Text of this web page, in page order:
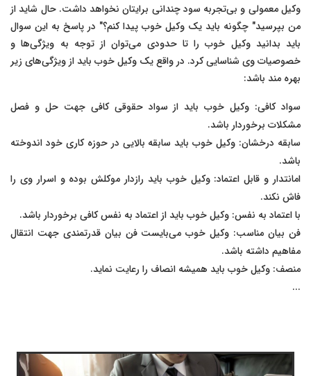
وکیل معمولی و بی‌تجربه سود چندانی برایتان نخواهد داشت. حال شاید از
من بپرسید" چگونه باید یک وکیل خوب پیدا کنم؟" در پاسخ به این سوال
باید بدانید وکیل خوب را تا حدودی می‌توان از توجه به ویژگی‌ها و
خصوصیات وی شناسایی کرد. در واقع یک وکیل خوب باید از ویژگی‌های زیر
بهره مند باشد:
سواد کافی: وکیل خوب باید از سواد حقوقی کافی جهت حل و فصل
مشکلات برخوردار باشد.
سابقه درخشان: وکیل خوب باید سابقه بالایی در حوزه کاری خود اندوخته
باشد.
امانتدار و قابل اعتماد: وکیل خوب باید رازدار موکلش بوده و اسرار وی را
فاش نکند.
با اعتماد به نفس: وکیل خوب باید از اعتماد به نفس کافی برخوردار باشد.
فن بیان مناسب: وکیل خوب می‌بایست فن بیان قدرتمندی جهت انتقال
مفاهیم داشته باشد.
منصف: وکیل خوب باید همیشه انصاف را رعایت نماید.
...